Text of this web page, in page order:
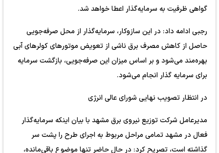
گواهی ظرفیت به سرمایه‌گذار اعطا خواهد شد.
رجبی ادامه داد: در این سازوکار، سرمایه‌گذار از محل صرفه‌جویی
حاصل از کاهش مصرف برق ناشی از تعویض موتورهای کولرهای آبی
بهره‌مند می‌شود و بر اساس میزان این صرفه‌جویی، بازگشت سرمایه
برای سرمایه گذار انجام می‌شود.
در انتظار تصویب نهایی شورای عالی انرژی
مدیرعامل شرکت توزیع نیروی برق مشهد با بیان اینکه سرمایه‌گذار
فعال در مشهد تمامی مراحل مربوط به اجرای طرح را پشت سر
گذاشته است، تصریح کرد: در حال حاضر تنها موضوع باقی‌مانده،